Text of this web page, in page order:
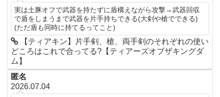
実は土豚オフで武器を持たずに盾構えながら攻撃→武器回収
で盾をしまうまで武器を片手持ちできる(大剣や槍でできる)
(ただ盾も同時に持てるってこと)
【ティアキン】片手剣、槍、両手剣のそれぞれの使い
どころはこれで合ってる?【ティアーズオブザキングダ
ム】
匿名
2026.07.04